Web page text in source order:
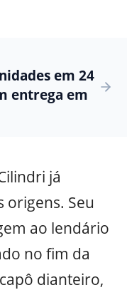
em 24
entrega em
já
Seu
ao lendário
no fim da
dianteiro,